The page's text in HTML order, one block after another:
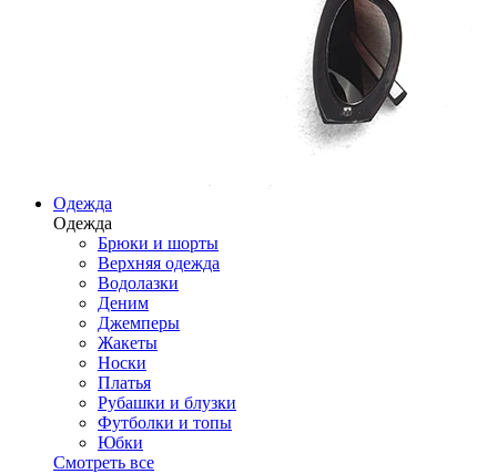
Одежда
Одежда
Брюки и шорты
Верхняя одежда
Водолазки
Деним
Джемперы
Жакеты
Носки
Платья
Рубашки и блузки
Футболки и топы
Юбки
Смотреть все